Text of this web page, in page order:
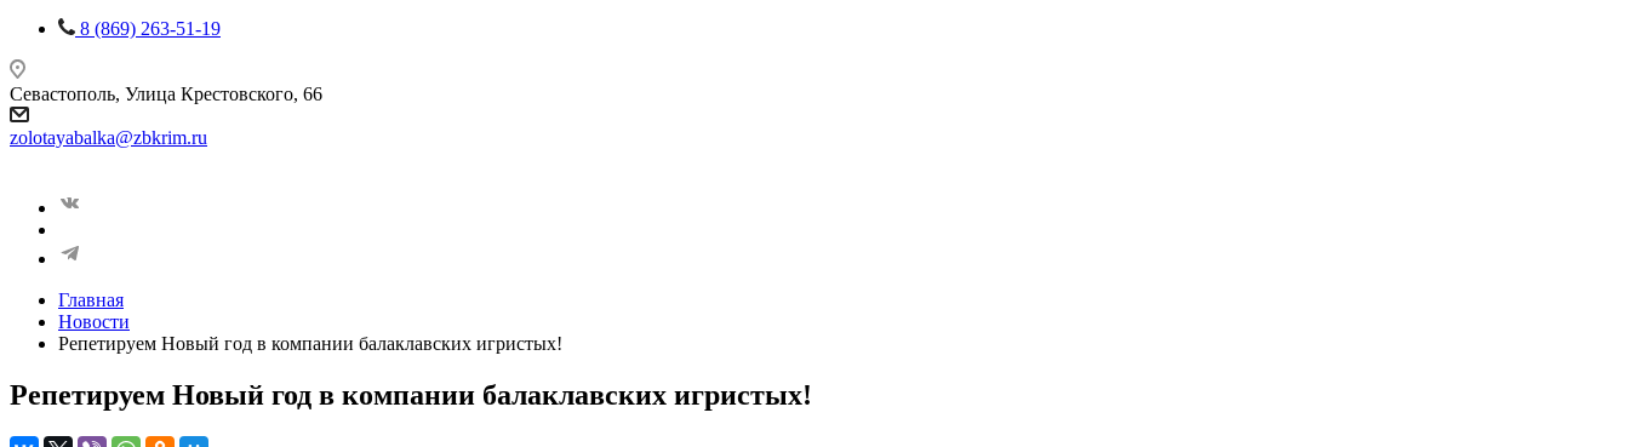
8 (869) 263-51-19
Севастополь, Улица Крестовского, 66
zolotayabalka@zbkrim.ru
Главная
Новости
Репетируем Новый год в компании балаклавских игристых!
Репетируем Новый год в компании балаклавских игристых!